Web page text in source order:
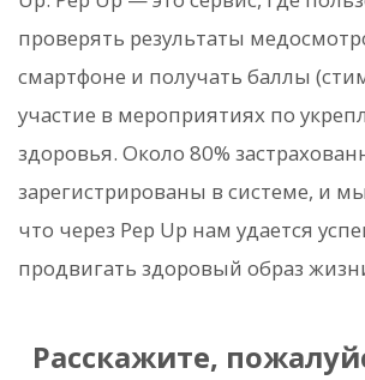
проверять результаты
смартфоне и получать баллы
участие в мероприятиях по
здоровья. Около 80%
зарегистрированы в системе, и
что через Pep Up нам удается
продвигать здоровый образ
Расскажите,